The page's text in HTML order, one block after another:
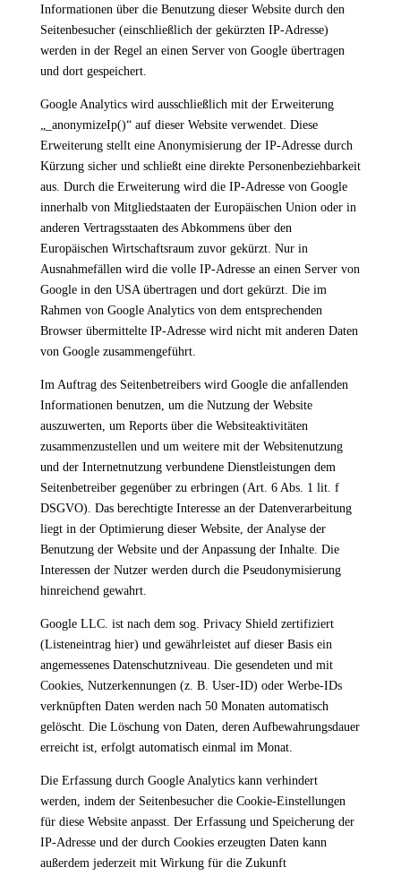
Informationen über die Benutzung dieser Website durch den
Seitenbesucher (einschließlich der gekürzten IP-Adresse)
werden in der Regel an einen Server von Google übertragen
und dort gespeichert.
Google Analytics wird ausschließlich mit der Erweiterung
„_anonymizeIp()“ auf dieser Website verwendet. Diese
Erweiterung stellt eine Anonymisierung der IP-Adresse durch
Kürzung sicher und schließt eine direkte Personenbeziehbarkeit
aus. Durch die Erweiterung wird die IP-Adresse von Google
innerhalb von Mitgliedstaaten der Europäischen Union oder in
anderen Vertragsstaaten des Abkommens über den
Europäischen Wirtschaftsraum zuvor gekürzt. Nur in
Ausnahmefällen wird die volle IP-Adresse an einen Server von
Google in den USA übertragen und dort gekürzt. Die im
Rahmen von Google Analytics von dem entsprechenden
Browser übermittelte IP-Adresse wird nicht mit anderen Daten
von Google zusammengeführt.
Im Auftrag des Seitenbetreibers wird Google die anfallenden
Informationen benutzen, um die Nutzung der Website
auszuwerten, um Reports über die Websiteaktivitäten
zusammenzustellen und um weitere mit der Websitenutzung
und der Internetnutzung verbundene Dienstleistungen dem
Seitenbetreiber gegenüber zu erbringen (Art. 6 Abs. 1 lit. f
DSGVO). Das berechtigte Interesse an der Datenverarbeitung
liegt in der Optimierung dieser Website, der Analyse der
Benutzung der Website und der Anpassung der Inhalte. Die
Interessen der Nutzer werden durch die Pseudonymisierung
hinreichend gewahrt.
Google LLC. ist nach dem sog. Privacy Shield zertifiziert
(Listeneintrag hier) und gewährleistet auf dieser Basis ein
angemessenes Datenschutzniveau. Die gesendeten und mit
Cookies, Nutzerkennungen (z. B. User-ID) oder Werbe-IDs
verknüpften Daten werden nach 50 Monaten automatisch
gelöscht. Die Löschung von Daten, deren Aufbewahrungsdauer
erreicht ist, erfolgt automatisch einmal im Monat.
Die Erfassung durch Google Analytics kann verhindert
werden, indem der Seitenbesucher die Cookie-Einstellungen
für diese Website anpasst. Der Erfassung und Speicherung der
IP-Adresse und der durch Cookies erzeugten Daten kann
außerdem jederzeit mit Wirkung für die Zukunft